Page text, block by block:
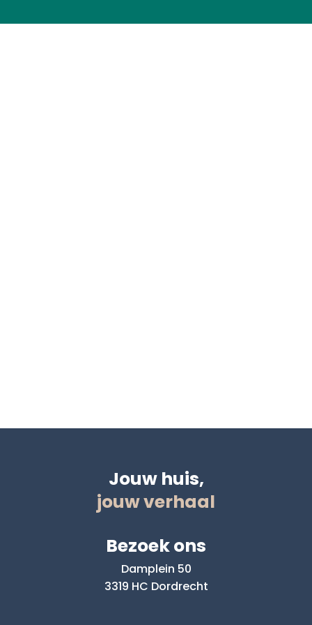
Jouw huis,
jouw verhaal
Bezoek ons
Damplein 50
3319 HC Dordrecht